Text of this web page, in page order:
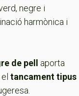
negre i
harmònica i
de pell
aporta
tancament tipus